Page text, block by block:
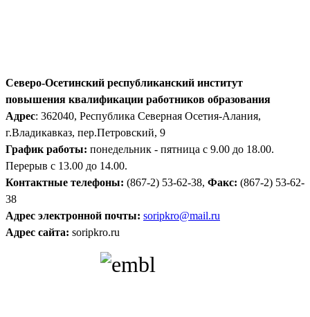
Северо-Осетинский республиканский институт
повышения квалификации работников образования
Адрес: 362040, Республика Северная Осетия-Алания,
г.Владикавказ, пер.Петровский, 9
График работы: понедельник - пятница с 9.00 до 18.00.
Перерыв с 13.00 до 14.00.
Контактные телефоны: (867-2) 53-62-38, Факс: (867-2) 53-62-
38
Адрес электронной почты: soripkro@mail.ru
Адрес сайта: soripkro.ru